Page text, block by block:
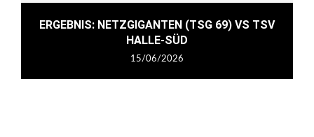
ERGEBNIS: NETZGIGANTEN (TSG 69) VS TSV
HALLE-SÜD
15/06/2026